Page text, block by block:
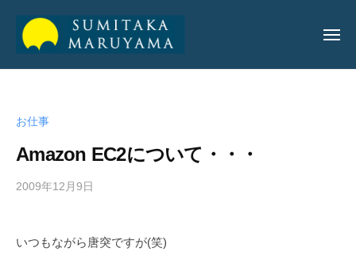
丸
孝
サ
丸
純
孝
公
イ
お仕事
Amazon EC2について・・・
2009年12月9日
d
いつもながら唐突ですが(笑)
山
公
サ
ト